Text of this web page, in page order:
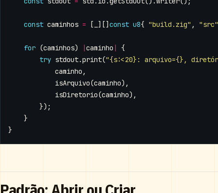
const caminhos = [ ][] const u8{ "build.zig" , "src"
for (caminhos) |caminho |
{
try stdout.print("{s:<20}: arquivo={},
caminho ,
isArquivo(caminho),
isDiretorio(caminho),
});
}
}